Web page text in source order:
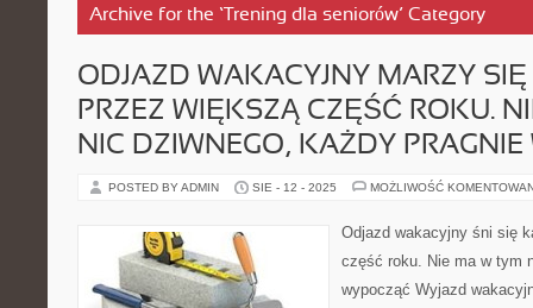
Archive for the ‘Trening dla seniorów’ Category
ODJAZD WAKACYJNY MARZY
PRZEZ WIĘKSZĄ CZĘŚĆ ROKU.
NIC DZIWNEGO, KAŻDY
POSTED BY ADMIN SIE - 12 - 2025 MOŻLIWOŚĆ
Odjazd wakacyjny śni się
część roku. Nie ma w tym
wypocząć Wyjazd